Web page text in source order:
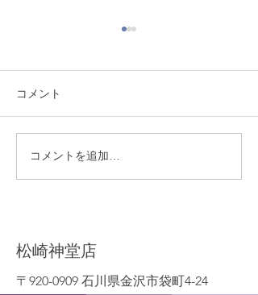
熊本地震により被災され
た皆様へ
コメント
コメントを追加…
​松崎神堂店
〒920-0909 石川県金沢市袋町4-24